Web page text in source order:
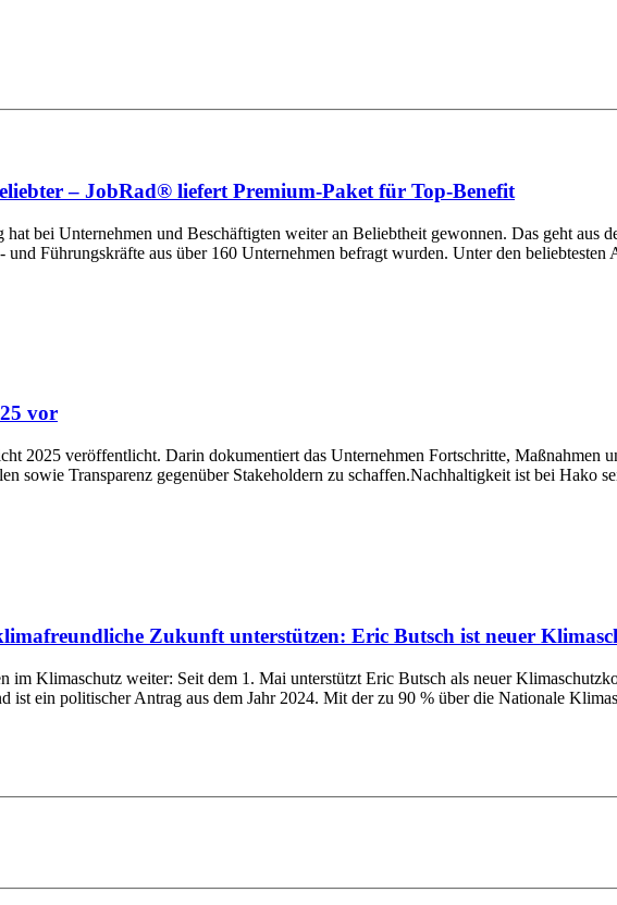
– JobRad® liefert Premium-Paket für Top-Benefit
bei Unternehmen und Beschäftigten weiter an Beliebtheit gewonnen. Das geht aus
Führungskräfte aus über 160 Unternehmen befragt wurden. Unter den
vor
2025 veröffentlicht. Darin dokumentiert das Unternehmen Fortschritte, Maßnahmen
sowie Transparenz gegenüber Stakeholdern zu schaffen.Nachhaltigkeit ist bei Hako
Zukunft unterstützen: Eric Butsch ist neuer
im Klimaschutz weiter: Seit dem 1. Mai unterstützt Eric Butsch als neuer
ist ein politischer Antrag aus dem Jahr 2024. Mit der zu 90 % über die Nationale